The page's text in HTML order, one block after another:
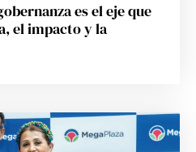
es el eje que
el impacto y la